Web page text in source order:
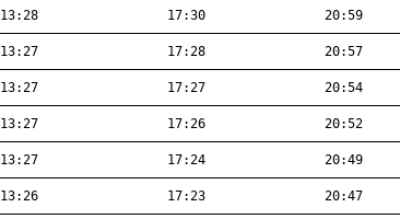
13:28 17:30 20:59
13:27 17:28 20:57
13:27 17:27 20:54
13:27 17:26 20:52
13:27 17:24 20:49
13:26 17:23 20:47